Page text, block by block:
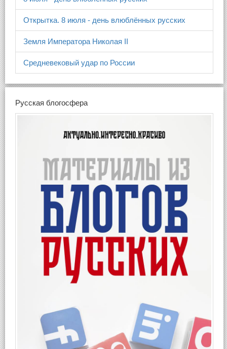
Открытка. 8 июля - день влюблённых русских
Земля Императора Николая II
Средневековый удар по России
Русская блогосфера